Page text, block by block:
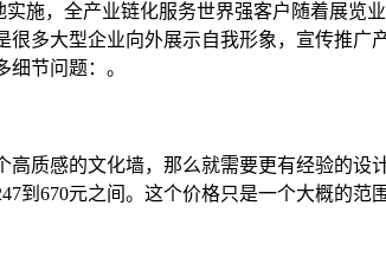
施，全产业链化服务世界强客户随着展
多大型企业向外展示自我形象，宣传推
节问题：。
质感的文化墙，那么就需要更有经验的
到670元之间。这个价格只是一个大概的范